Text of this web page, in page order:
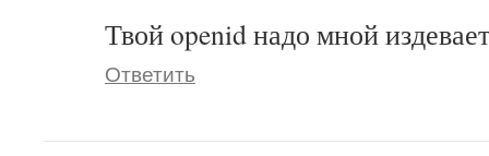
Твой openid надо мной
Ответить